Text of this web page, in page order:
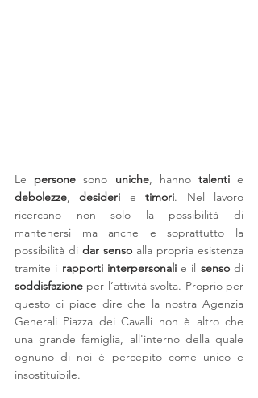
Le persone sono uniche, hanno talenti
debolezze, desideri e timori. Nel lavoro
ricercano non solo la possibilità di
mantenersi ma anche e soprattutto la
possibilità di dar senso alla propria esistenza
tramite i rapporti interpersonali e il senso
soddisfazione per l’attività svolta. Proprio per
questo ci piace dire che la nostra Agenzia
Generali Piazza dei Cavalli non è altro che
una grande famiglia, all'interno della quale
ognuno di noi è percepito come unico e
insostituibile.